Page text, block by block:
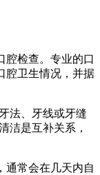
检查。专业的口
腔卫生情况，并据
法、牙线或牙缝
洁是互补关系，
常会在几天内自